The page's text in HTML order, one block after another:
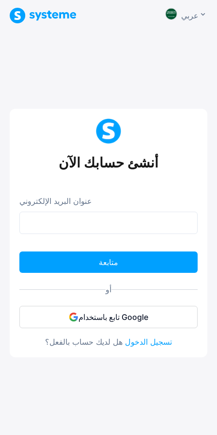
عربي
أنشئ حسابك الآن
عنوان البريد الإلكتروني
متابعة
أو
تابع باستخدام Google
هل لديك حساب بالفعل؟ تسجيل الدخول